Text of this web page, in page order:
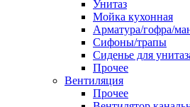
Унитаз
Мойка кухонная
Арматура/гофра/
Сифоны/трапы
Сиденье для
Прочее
Вентиляция
Прочее